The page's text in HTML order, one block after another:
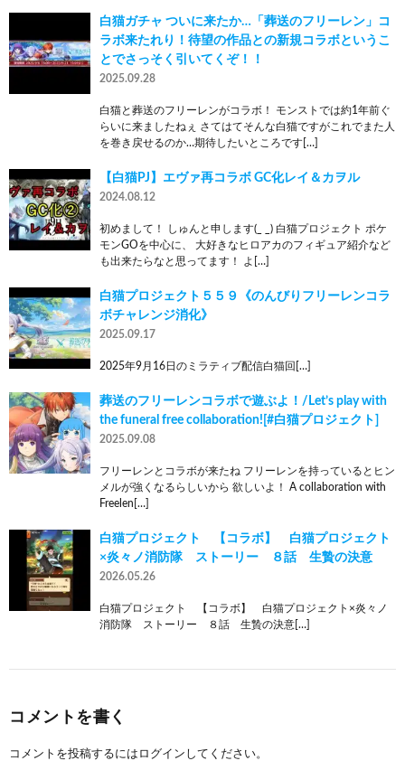
白猫ガチャ ついに来たか…「葬送のフリーレン」コ
ラボ来たれり！待望の作品との新規コラボというこ
とでさっそく引いてくぞ！！
2025.09.28
白猫と葬送のフリーレンがコラボ！ モンストでは約1年前ぐ
らいに来ましたねぇ さてはてそんな白猫ですがこれでまた人
を巻き戻せるのか…期待したいところです[…]
【白猫PJ】エヴァ再コラボ GC化レイ＆カヲル
2024.08.12
初めまして！ しゅんと申します(_ _) 白猫プロジェクト ポケ
モンGOを中心に、 大好きなヒロアカのフィギュア紹介など
も出来たらなと思ってます！ よ[…]
白猫プロジェクト５５９《のんびりフリーレンコラ
ボチャレンジ消化》
2025.09.17
2025年9月16日のミラティブ配信白猫回[…]
葬送のフリーレンコラボで遊ぶよ！/Let’s play with
the funeral free collaboration![#白猫プロジェクト]
2025.09.08
フリーレンとコラボが来たね フリーレンを持っているとヒン
メルが強くなるらしいから 欲しいよ！ A collaboration with
Freelen[…]
白猫プロジェクト 【コラボ】 白猫プロジェクト
×炎々ノ消防隊 ストーリー ８話 生贄の決意
2026.05.26
白猫プロジェクト 【コラボ】 白猫プロジェクト×炎々ノ
消防隊 ストーリー ８話 生贄の決意[…]
コメントを書く
コメントを投稿するには ログイン してください。